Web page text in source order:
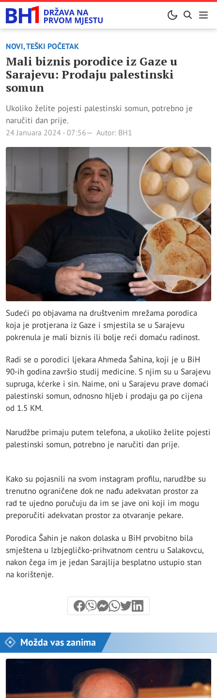
NOVI, TEŠKI POČETAK
Mali biznis porodice iz Gaze u
Sarajevu: Prodaju palestinski
somun
Ukoliko želite pojesti palestinski somun, potrebno je
naručiti dan prije.
24 Januara 2024 - 07:56 Autor: BH1
Sudeći po objavama na društvenim mrežama porodica
koja je protjerana iz Gaze i smjestila se u Sarajevu
pokrenula je mali biznis ili bolje reći domaću radinost.
Radi se o porodici ljekara Ahmeda Šahina, koji je u BiH
90-ih godina završio studij medicine. S njim su u Sarajevu
supruga, kćerke i sin. Naime, oni u Sarajevu prave domaći
palestinski somun, odnosno hljeb i prodaju ga po cijena
od 1.5 KM.
Narudžbe primaju putem telefona, a ukoliko želite pojesti
palestinski somun, potrebno je naručiti dan prije.
Kako su pojasnili na svom instagram profilu, narudžbe su
trenutno ograničene dok ne nađu adekvatan prostor za
rad te ujedno poručuju da im se jave oni koji im mogu
preporučiti adekvatan prostor za otvaranje pekare.
Porodica Šahin je nakon dolaska u BiH prvobitno bila
smještena u Izbjegličko-prihvatnom centru u Salakovcu,
nakon čega im je jedan Sarajlija besplatno ustupio stan
na korištenje.
Možda vas zanima